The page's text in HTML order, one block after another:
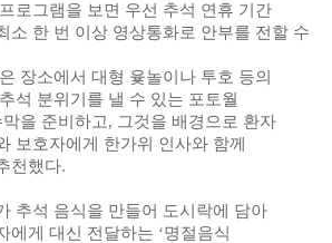
로그램을 보면 우선 추석 연휴 기간
소 한 번 이상 영상통화로 안부를 전할 수
장소에서 대형 윷놀이나 투호 등의
추석 분위기를 낼 수 있는 포토월
을 준비하고, 그것을 배경으로 환자
보호자에게 한가위 인사와 함께
천했다.
추석 음식을 만들어 도시락에 담아
에게 대신 전달하는 ‘명절음식